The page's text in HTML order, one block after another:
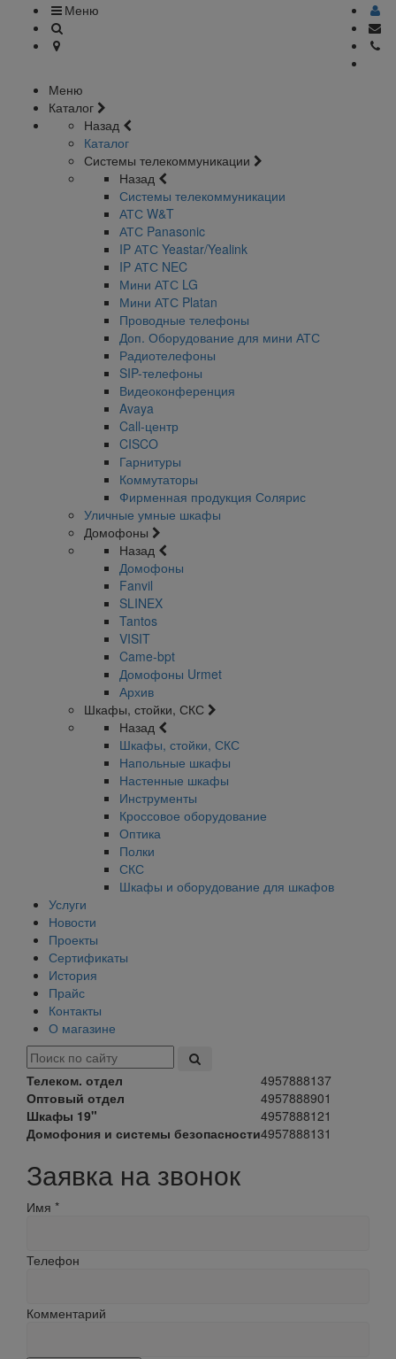
Меню
Меню
Каталог
Назад
Каталог
Системы телекоммуникации
Назад
Системы телекоммуникации
АТС W&T
АТС Panasonic
IP АТС Yeastar/Yealink
IP АТС NEC
Мини АТС LG
Мини АТС Platan
Проводные телефоны
Доп. Оборудование для мини АТС
Радиотелефоны
SIP-телефоны
Видеоконференция
Avaya
Call-центр
CISCO
Гарнитуры
Коммутаторы
Фирменная продукция Солярис
Уличные умные шкафы
Домофоны
Назад
Домофоны
Fanvil
SLINEX
Tantos
VISIT
Came-bpt
Домофоны Urmet
Архив
Шкафы, стойки, СКС
Назад
Шкафы, стойки, СКС
Напольные шкафы
Настенные шкафы
Инструменты
Кроссовое оборудование
Оптика
Полки
СКС
Шкафы и оборудование для шкафов
Услуги
Новости
Проекты
Сертификаты
История
Прайс
Контакты
О магазине
Телеком. отдел
4957888137
Оптовый отдел
4957888901
Шкафы 19"
4957888121
Домофония и системы безопасности4957888131
Заявка на звонок
Имя *
Телефон
Комментарий